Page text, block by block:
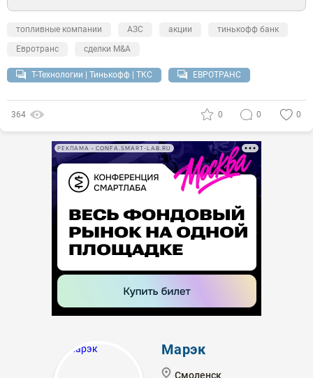
топливные компании АЗС акции
тинькофф банк
Евротранс
сделки M&A
Т-Технологии | Тинькофф | ТКС ЕВРОТРАНС
364 0 0 0
РЕКЛАМА • CONFA.SMART-LAB.RU
Марэк
Смоленск